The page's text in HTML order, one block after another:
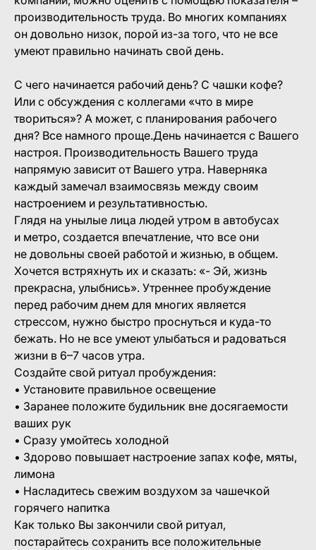
производительность труда. Во многих компаниях
он довольно низок, порой из-за того, что не все
умеют правильно начинать свой день.
С чего начинается рабочий день? С чашки кофе?
Или с обсуждения с коллегами «что в мире
твориться»? А может, с планирования рабочего
дня? Все намного проще.День начинается с Вашего
настроя. Производительность Вашего труда
напрямую зависит от Вашего утра. Наверняка
каждый замечал взаимосвязь между своим
настроением и результативностью.
Глядя на унылые лица людей утром в автобусах
и метро, создается впечатление, что все они
не довольны своей работой и жизнью, в общем.
Хочется встряхнуть их и сказать: «- Эй, жизнь
прекрасна, улыбнись». Утреннее пробуждение
перед рабочим днем для многих является
стрессом, нужно быстро проснуться и куда-то
бежать. Но не все умеют улыбаться и радоваться
жизни в 6–7 часов утра.
Создайте свой ритуал пробуждения:
• Установите правильное освещение
• Заранее положите будильник вне досягаемости
ваших рук
• Сразу умойтесь холодной
• Здорово повышает настроение запах кофе, мяты,
лимона
• Насладитесь свежим воздухом за чашечкой
горячего напитка
Как только Вы закончили свой ритуал,
постарайтесь сохранить все положительные